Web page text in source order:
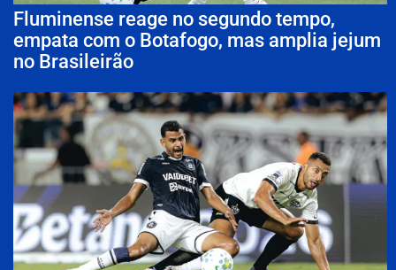
Fluminense reage no segundo tempo,
empata com o Botafogo, mas amplia jejum
no Brasileirão